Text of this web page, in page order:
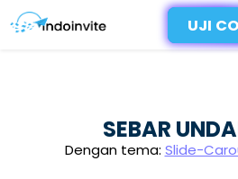
UJI
SEBAR
Dengan tema: Slide-